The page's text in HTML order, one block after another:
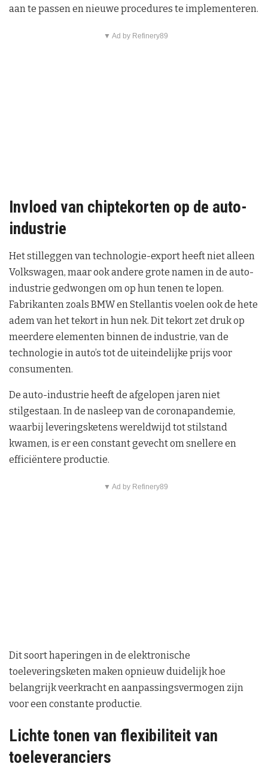
aan te passen en nieuwe procedures te implementeren.
▼ Ad by Refinery89
Invloed van chiptekorten op de auto-
industrie
Het stilleggen van technologie-export heeft niet alleen
Volkswagen, maar ook andere grote namen in de auto-
industrie gedwongen om op hun tenen te lopen.
Fabrikanten zoals BMW en Stellantis voelen ook de hete
adem van het tekort in hun nek. Dit tekort zet druk op
meerdere elementen binnen de industrie, van de
technologie in auto’s tot de uiteindelijke prijs voor
consumenten.
De auto-industrie heeft de afgelopen jaren niet
stilgestaan. In de nasleep van de coronapandemie,
waarbij leveringsketens wereldwijd tot stilstand
kwamen, is er een constant gevecht om snellere en
efficiëntere productie.
▼ Ad by Refinery89
Dit soort haperingen in de elektronische
toeleveringsketen maken opnieuw duidelijk hoe
belangrijk veerkracht en aanpassingsvermogen zijn
voor een constante productie.
Lichte tonen van flexibiliteit van
toeleveranciers